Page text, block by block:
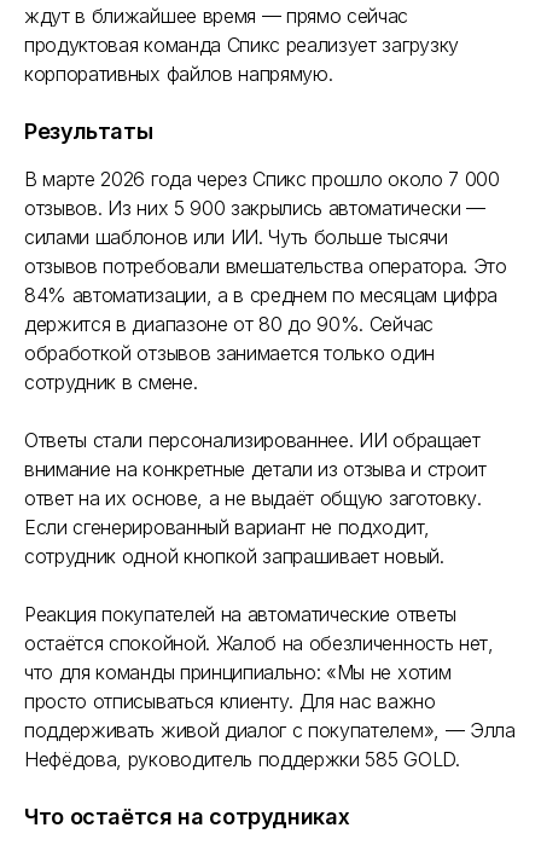
ждут в ближайшее время — прямо сейчас
продуктовая команда Спикс реализует загрузку
корпоративных файлов напрямую.
Результаты
В марте 2026 года через Спикс прошло около 7 000
отзывов. Из них 5 900 закрылись автоматически —
силами шаблонов или ИИ. Чуть больше тысячи
отзывов потребовали вмешательства оператора. Это
84% автоматизации, а в среднем по месяцам цифра
держится в диапазоне от 80 до 90%. Сейчас
обработкой отзывов занимается только один
сотрудник в смене.
Ответы стали персонализированнее. ИИ обращает
внимание на конкретные детали из отзыва и строит
ответ на их основе, а не выдаёт общую заготовку.
Если сгенерированный вариант не подходит,
сотрудник одной кнопкой запрашивает новый.
Реакция покупателей на автоматические ответы
остаётся спокойной. Жалоб на обезличенность нет,
что для команды принципиально: «Мы не хотим
просто отписываться клиенту. Для нас важно
поддерживать живой диалог с покупателем», — Элла
Нефёдова, руководитель поддержки 585 GOLD.
Что остаётся на сотрудниках